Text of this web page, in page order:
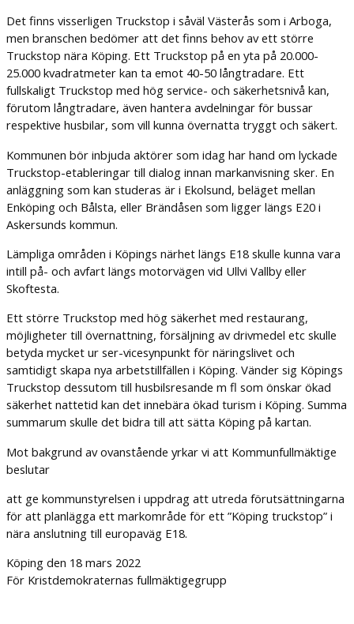
Det finns visserligen Truckstop i såväl Västerås som i Arboga,
men branschen bedömer att det finns behov av ett större
Truckstop nära Köping. Ett Truckstop på en yta på 20.000-
25.000 kvadratmeter kan ta emot 40-50 långtradare. Ett
fullskaligt Truckstop med hög service- och säkerhetsnivå kan,
förutom långtradare, även hantera avdelningar för bussar
respektive husbilar, som vill kunna övernatta tryggt och säkert.
Kommunen bör inbjuda aktörer som idag har hand om lyckade
Truckstop-etableringar till dialog innan markanvisning sker. En
anläggning som kan studeras är i Ekolsund, beläget mellan
Enköping och Bålsta, eller Brändåsen som ligger längs E20 i
Askersunds kommun.
Lämpliga områden i Köpings närhet längs E18 skulle kunna vara
intill på- och avfart längs motorvägen vid Ullvi Vallby eller
Skoftesta.
Ett större Truckstop med hög säkerhet med restaurang,
möjligheter till övernattning, försäljning av drivmedel etc skulle
betyda mycket ur ser-vicesynpunkt för näringslivet och
samtidigt skapa nya arbetstillfällen i Köping. Vänder sig Köpings
Truckstop dessutom till husbilsresande m fl som önskar ökad
säkerhet nattetid kan det innebära ökad turism i Köping. Summa
summarum skulle det bidra till att sätta Köping på kartan.
Mot bakgrund av ovanstående yrkar vi att Kommunfullmäktige
beslutar
att ge kommunstyrelsen i uppdrag att utreda förutsättningarna
för att planlägga ett markområde för ett ”Köping truckstop” i
nära anslutning till europaväg E18.
Köping den 18 mars 2022
För Kristdemokraternas fullmäktigegrupp